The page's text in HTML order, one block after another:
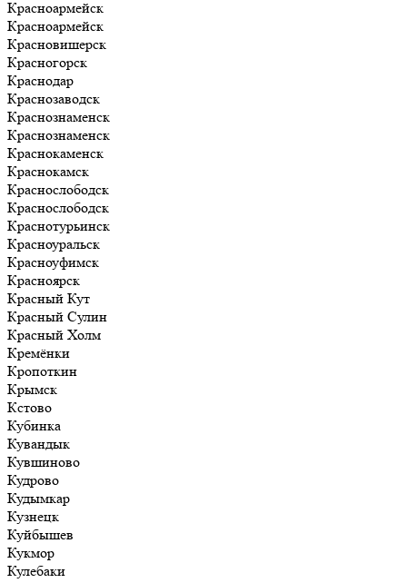
Красноармейск
Красноармейск
Красновишерск
Красногорск
Краснодар
Краснозаводск
Краснознаменск
Краснознаменск
Краснокаменск
Краснокамск
Краснослободск
Краснослободск
Краснотурьинск
Красноуральск
Красноуфимск
Красноярск
Красный Кут
Красный Сулин
Красный Холм
Кремёнки
Кропоткин
Крымск
Кстово
Кубинка
Кувандык
Кувшиново
Кудрово
Кудымкар
Кузнецк
Куйбышев
Кукмор
Кулебаки